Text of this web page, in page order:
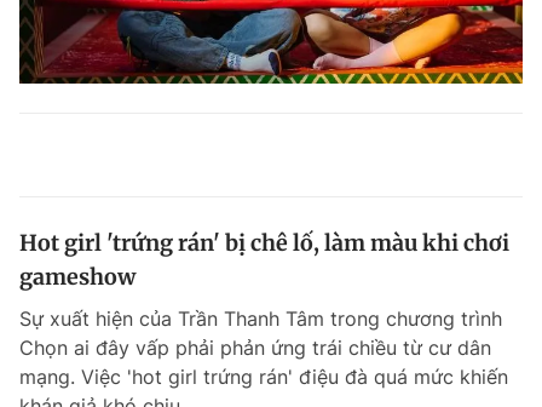
Hot girl 'trứng rán' bị chê lố, làm màu khi chơi
gameshow
Sự xuất hiện của Trần Thanh Tâm trong chương trình
Chọn ai đây vấp phải phản ứng trái chiều từ cư dân
mạng. Việc 'hot girl trứng rán' điệu đà quá mức khiến